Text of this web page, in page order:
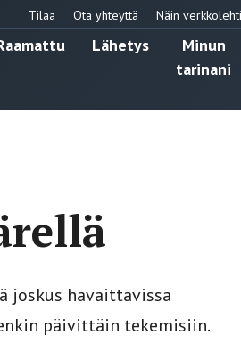
Tilaa Ota yhteyttä Näin
Lähetys
Minun
tarinani
joskus havaittavissa
päivittäin tekemisiin.